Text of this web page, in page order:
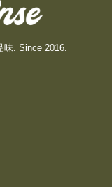
. Since 2016.